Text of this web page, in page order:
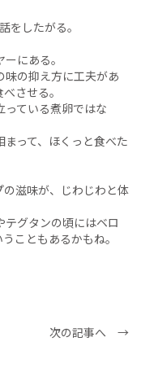
をしたがる。
にある。
味の抑え方に工夫があ
させる。
ている煮卵ではな
って、ほくっと食べた
滋味が、じわじわと体
グタンの頃にはベロ
こともあるかもね。
次の記事へ →